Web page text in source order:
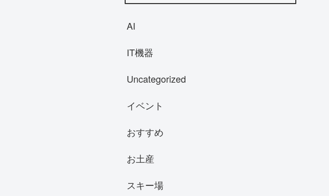
AI
IT機器
Uncategorized
イベント
おすすめ
お土産
スキー場